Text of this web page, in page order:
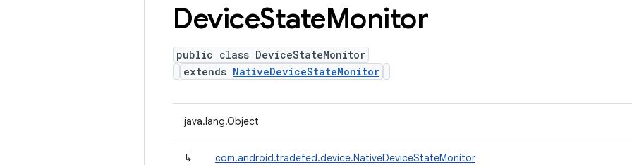
DeviceStateMonitor
public class DeviceStateMonitor
extends NativeDeviceStateMonitor
java.lang.Object
↳ com.android.tradefed.device.NativeDeviceStateMonitor